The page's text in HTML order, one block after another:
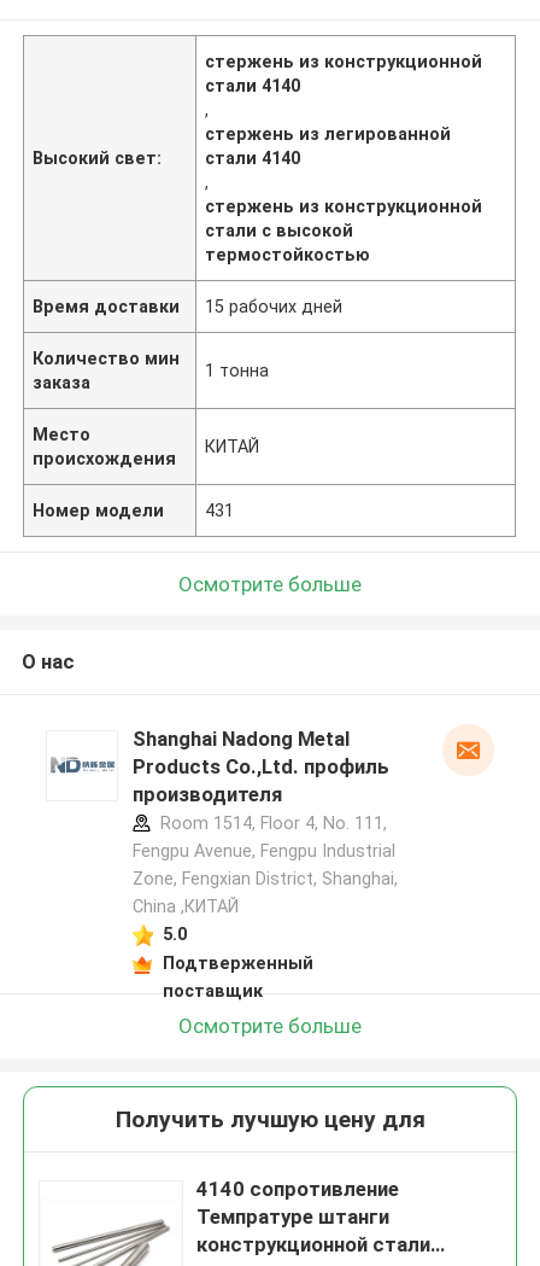
Высокий свет:
стержень из конструкционной
стали 4140
,
стержень из легированной
стали 4140
,
стержень из конструкционной
стали с высокой
термостойкостью
Время доставки 15 рабочих дней
Количество мин
заказа
1 тонна
Место
происхождения
КИТАЙ
Номер модели 431
Осмотрите больше
О нас
Shanghai Nadong Metal
Products Co.,Ltd. профиль
производителя
Room 1514, Floor 4, No. 111,
Fengpu Avenue, Fengpu Industrial
Zone, Fengxian District, Shanghai,
China ,КИТАЙ
5.0
Подтверженный
поставщик
Осмотрите больше
Получить лучшую цену для
4140 сопротивление
Темпратуре штанги
конструкционной стали